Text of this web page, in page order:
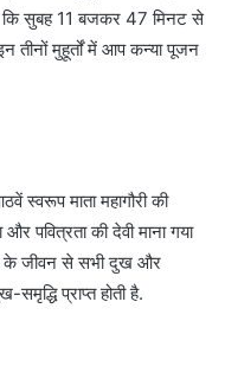
कि सुबह 11 बजकर 47 मिनट से
मुहूर्तों में आप कन्या पूजन
स्वरूप माता महागौरी की
पवित्रता की देवी माना गया
के जीवन से सभी दुख और
प्राप्त होती है.